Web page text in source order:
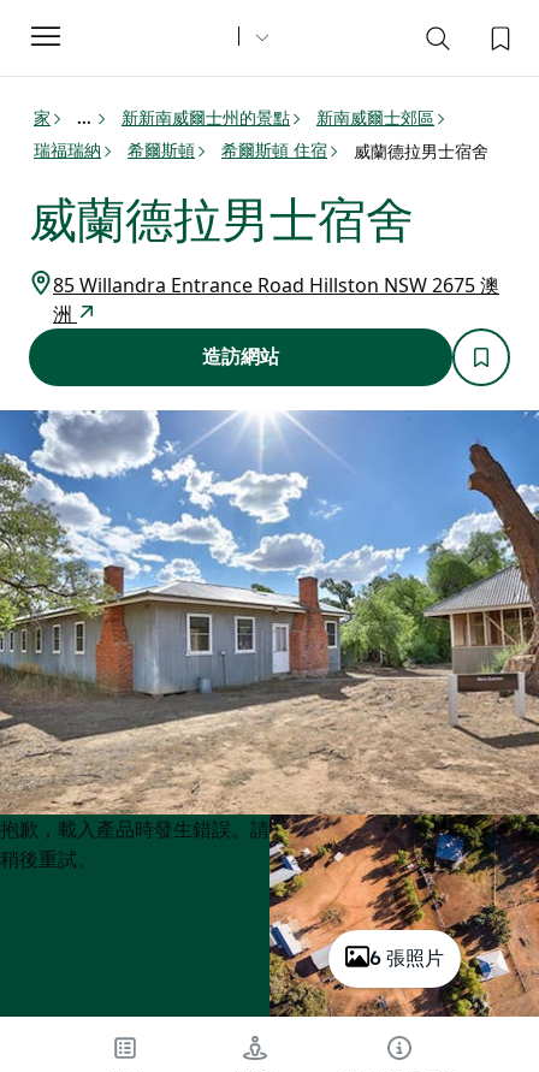
Toggle
navigation
家 ... 新新南威爾士州的景點
新南威爾士郊區
瑞福瑞納
希爾斯頓 希爾斯頓 住宿 威蘭德拉男士宿舍
威蘭德拉男士宿舍
85 Willandra Entrance Road Hillston NSW 2675 澳
洲
造訪網站
6 張照片
Product
List
Product
List
抱歉，載入產品時發生錯誤。請
稍後重試。